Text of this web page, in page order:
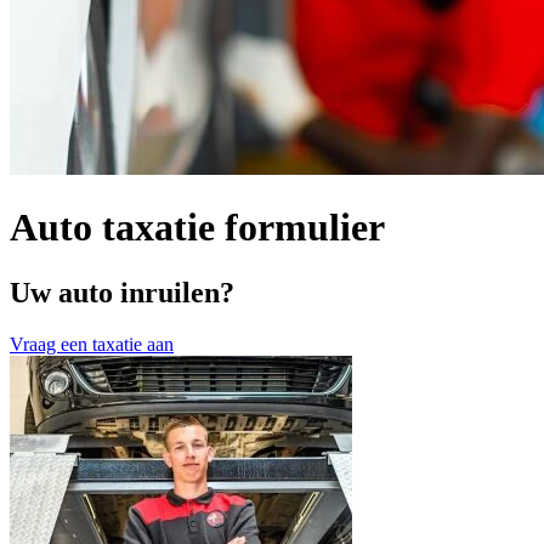
Auto taxatie formulier
Uw auto inruilen?
Vraag een taxatie aan